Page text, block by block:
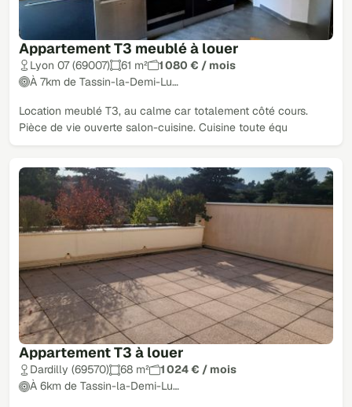
Appartement T3 meublé à louer
Lyon 07 (69007) 61 m²
1 080 € / mois
À 7km de Tassin-la-Demi-Lu…
Location meublé T3, au calme car totalement côté cours.
Pièce de vie ouverte salon-cuisine. Cuisine toute équ
Appartement T3 à louer
Dardilly (69570) 68 m²
1 024 € / mois
À 6km de Tassin-la-Demi-Lu…